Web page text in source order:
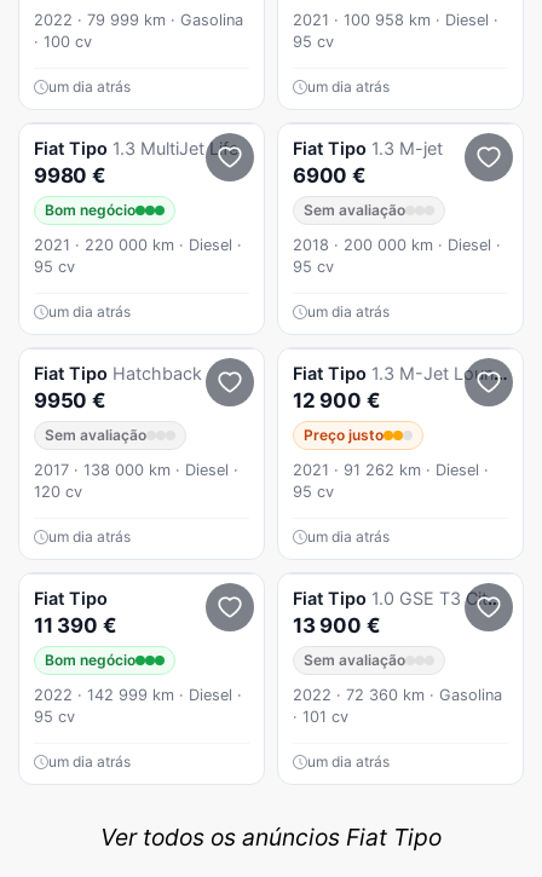
2022 · 79 999 km · Gasolina
· 100 cv
um dia atrás
2021 · 100 958 km · Diesel ·
95 cv
um dia atrás
Fiat Tipo 1.3 MultiJet Life
9980 €
Bom negócio
2021 · 220 000 km · Diesel ·
95 cv
um dia atrás
Fiat Tipo 1.3 M-jet
6900 €
Sem avaliação
2018 · 200 000 km · Diesel ·
95 cv
um dia atrás
Fiat Tipo Hatchback
9950 €
Sem avaliação
2017 · 138 000 km · Diesel ·
120 cv
um dia atrás
Fiat Tipo 1.3 M-Jet Lounge
12 900 €
Preço justo
2021 · 91 262 km · Diesel ·
95 cv
um dia atrás
Fiat Tipo
11 390 €
Bom negócio
2022 · 142 999 km · Diesel ·
95 cv
um dia atrás
Fiat Tipo 1.0 GSE T3 City Life
13 900 €
Sem avaliação
2022 · 72 360 km · Gasolina
· 101 cv
um dia atrás
Ver todos os anúncios Fiat Tipo